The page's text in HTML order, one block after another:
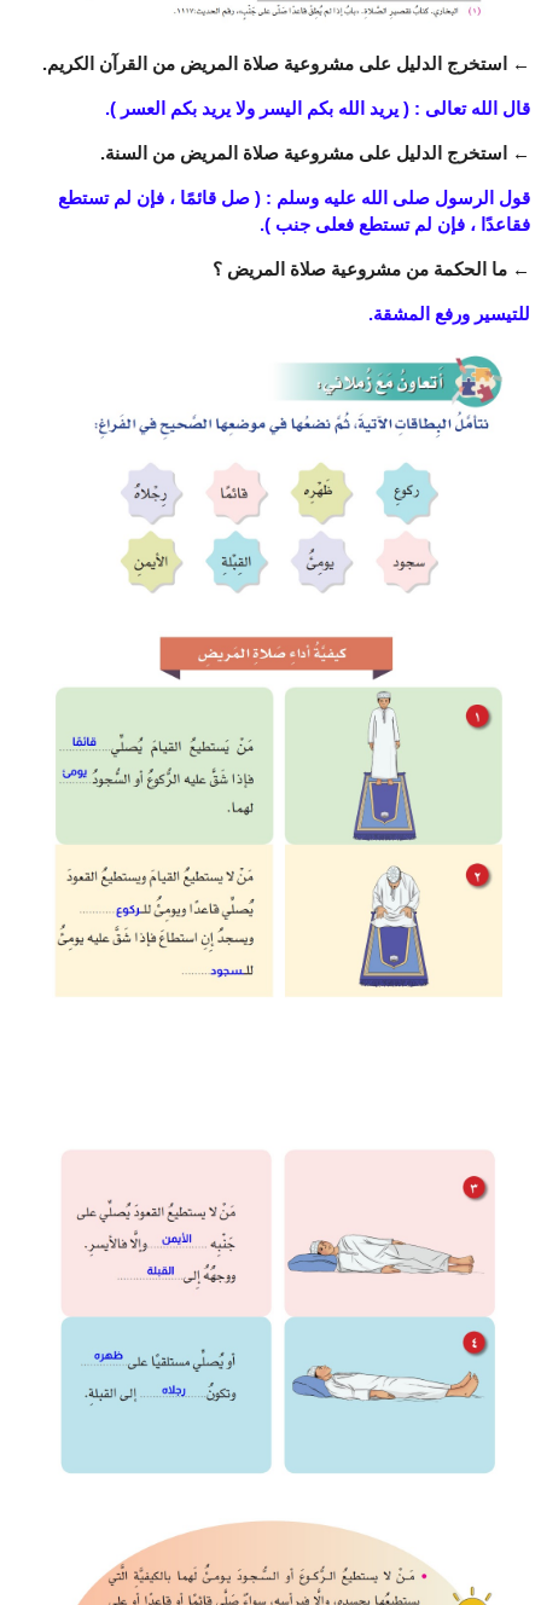
← استخرج الدليل على مشروعية صلاة المريض من القرآن الكريم.
قال الله تعالى : ( يريد الله بكم اليسر ولا يريد بكم العسر ).
← استخرج الدليل على مشروعية صلاة المريض من السنة.
قول الرسول صلى الله عليه وسلم : ( صل قائمًا ، فإن لم تستطع
فقاعدًا ، فإن لم تستطع فعلى جنب ).
← ما الحكمة من مشروعية صلاة المريض ؟
للتيسير ورفع المشقة.